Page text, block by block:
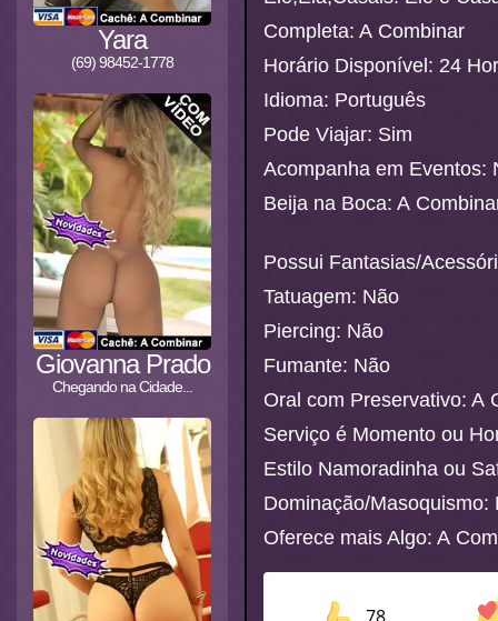
Yara
(69) 98452-1778
Giovanna Prado
Chegando na Cidade...
Completa: A Combinar
Horário Disponível: 24
Idioma: Português
Pode Viajar: Sim
Acompanha em Eventos:
Beija na Boca: A
Possui Fantasias/
Tatuagem: Não
Piercing: Não
Fumante: Não
Oral com Preservativo: A
Serviço é Momento ou
Estilo Namoradinha ou
Dominação/Masoquismo:
Oferece mais Algo: A